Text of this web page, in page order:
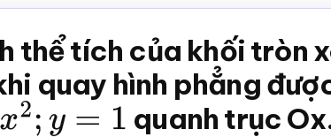
thể tích của khối tròn
quay hình phẳng
;y=1 quanh trục